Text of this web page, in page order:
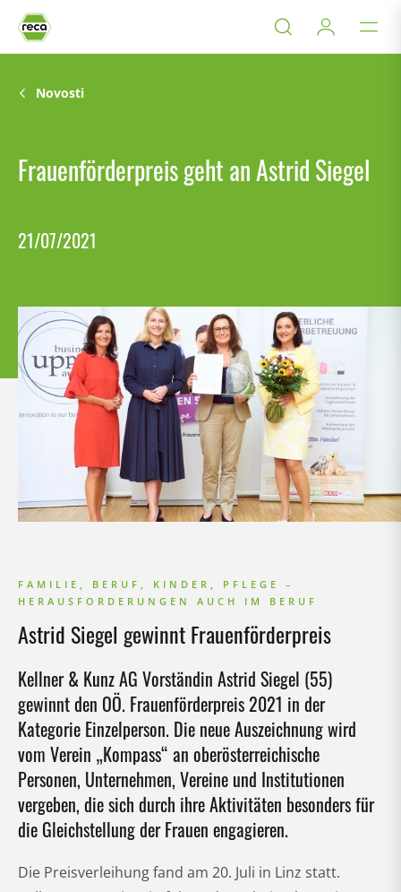
Novosti
Frauenförderpreis geht an Astrid Siegel
21/07/2021
FAMILIE, BERUF, KINDER, PFLEGE –
HERAUSFORDERUNGEN AUCH IM BERUF
Astrid Siegel gewinnt Frauenförderpreis
Kellner & Kunz AG Vorständin Astrid Siegel (55)
gewinnt den OÖ. Frauenförderpreis 2021 in der
Kategorie Einzelperson. Die neue Auszeichnung wird
vom Verein „Kompass“ an oberösterreichische
Personen, Unternehmen, Vereine und Institutionen
vergeben, die sich durch ihre Aktivitäten besonders für
die Gleichstellung der Frauen engagieren.
Die Preisverleihung fand am 20. Juli in Linz statt.